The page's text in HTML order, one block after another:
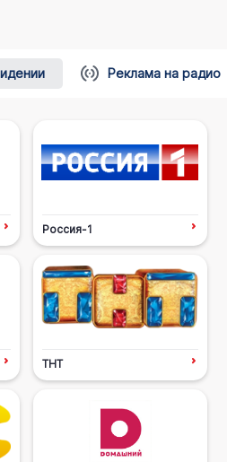
Реклама на радио
Россия-1
ТНТ